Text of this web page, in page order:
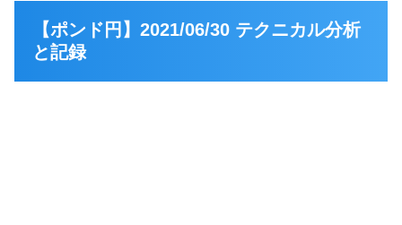
【ポンド円】2021/06/30 テクニカル分析
と記録